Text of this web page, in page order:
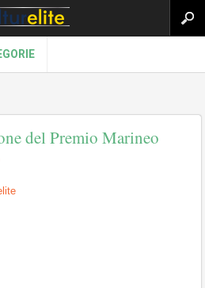
del Premio Marineo